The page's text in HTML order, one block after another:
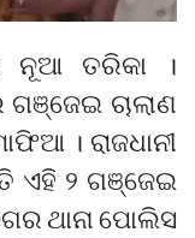
ନୂଆ ତରିକା ।
ଚାଲାଣ
। ରାଜଧାନୀ
ଏହି ୨ ଗଞ୍ଜେଇ
ଥାନା ପୋଲିସ